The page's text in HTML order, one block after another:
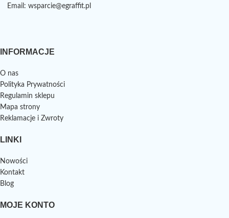
Email: wsparcie@egraffit.pl
INFORMACJE
O nas
Polityka Prywatności
Regulamin sklepu
Mapa strony
Reklamacje i Zwroty
LINKI
Nowości
Kontakt
Blog
MOJE KONTO